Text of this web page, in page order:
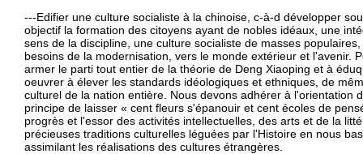
---Edifier une culture socialiste à la chinoise, c-à-d développer
objectif la formation des citoyens ayant de nobles idéaux, une
sens de la discipline, une culture socialiste de masses
besoins de la modernisation, vers le monde extérieur et l'avenir.
armer le parti tout entier de la théorie de Deng Xiaoping et à
oeuvrer à élever les standards idéologiques et ethniques, de
culturel de la nation entière. Nous devons adhérer à l'orientation
principe de laisser « cent fleurs s'épanouir et cent écoles de
progrès et l'essor des activités intellectuelles, des arts et de la
précieuses traditions culturelles léguées par l'Histoire en nous
assimilant les réalisations des cultures étrangères.